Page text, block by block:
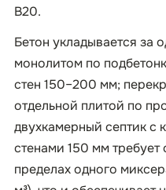
B20.
Бетон укладывается за
монолитом по
стен 150–200 мм;
отдельной плитой по
двухкамерный септик с
стенами 150 мм
пределах одного